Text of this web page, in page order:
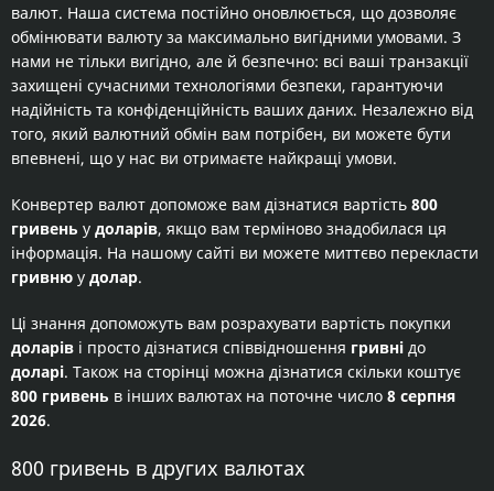
валют. Наша система постійно оновлюється, що дозволяє
обмінювати валюту за максимально вигідними умовами. З
нами не тільки вигідно, але й безпечно: всі ваші транзакції
захищені сучасними технологіями безпеки, гарантуючи
надійність та конфіденційність ваших даних. Незалежно від
того, який валютний обмін вам потрібен, ви можете бути
впевнені, що у нас ви отримаєте найкращі умови.
Конвертер валют допоможе вам дізнатися вартість 800
гривень у доларів, якщо вам терміново знадобилася ця
інформація. На нашому сайті ви можете миттєво перекласти
гривню у долар.
Ці знання допоможуть вам розрахувати вартість покупки
доларів і просто дізнатися співвідношення гривні до
доларі. Також на сторінці можна дізнатися скільки коштує
800 гривень в інших валютах на поточне число 8 серпня
2026.
800 гривень в других валютах